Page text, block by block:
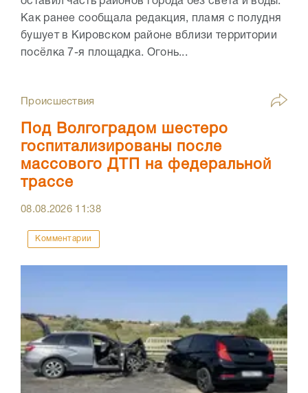
Как ранее сообщала редакция, пламя с полудня
бушует в Кировском районе вблизи территории
посёлка 7-я площадка. Огонь...
Происшествия
Под Волгоградом шестеро
госпитализированы после
массового ДТП на федеральной
трассе
08.08.2026 11:38
Комментарии